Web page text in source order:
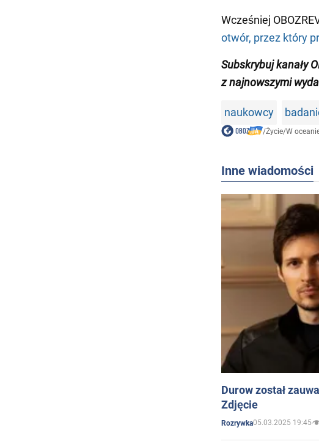
Wcześniej
otwór, przez który
Subskrybuj kanały
z najnowszymi
naukowcy
/Życie/W
Inne wiadomości
Durow został
Zdjęcie
Rozrywka05.03.2025 19:45